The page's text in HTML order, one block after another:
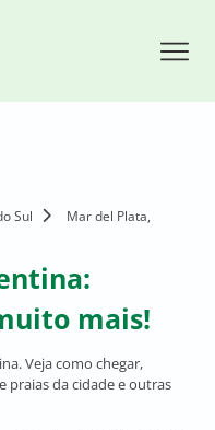
Sul
Mar del Plata,
mais!
Veja como chegar,
praias da cidade e outras